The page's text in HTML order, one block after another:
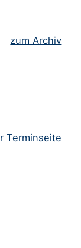
zum Archiv
Terminseite